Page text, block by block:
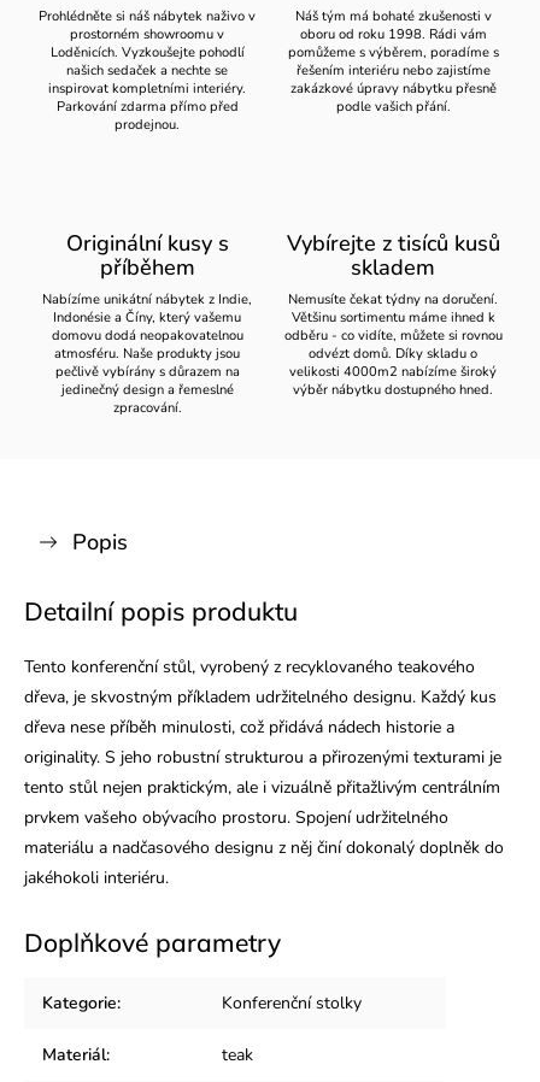
Prohlédněte si náš nábytek naživo v
prostorném showroomu v
Loděnicích. Vyzkoušejte pohodlí
našich sedaček a nechte se
inspirovat kompletními interiéry.
Parkování zdarma přímo před
prodejnou.
Náš tým má bohaté zkušenosti v
oboru od roku 1998. Rádi vám
pomůžeme s výběrem, poradíme s
řešením interiéru nebo zajistíme
zakázkové úpravy nábytku přesně
podle vašich přání.
Originální kusy s
příběhem
Nabízíme unikátní nábytek z Indie,
Indonésie a Číny, který vašemu
domovu dodá neopakovatelnou
atmosféru. Naše produkty jsou
pečlivě vybírány s důrazem na
jedinečný design a řemeslné
zpracování.
Vybírejte z tisíců kusů
skladem
Nemusíte čekat týdny na doručení.
Většinu sortimentu máme ihned k
odběru - co vidíte, můžete si rovnou
odvézt domů. Díky skladu o
velikosti 4000m2 nabízíme široký
výběr nábytku dostupného hned.
Popis
Detailní popis produktu
Tento konferenční stůl, vyrobený z recyklovaného teakového
dřeva, je skvostným příkladem udržitelného designu. Každý kus
dřeva nese příběh minulosti, což přidává nádech historie a
originality. S jeho robustní strukturou a přirozenými texturami je
tento stůl nejen praktickým, ale i vizuálně přitažlivým centrálním
prvkem vašeho obývacího prostoru. Spojení udržitelného
materiálu a nadčasového designu z něj činí dokonalý doplněk do
jakéhokoli interiéru.
Doplňkové parametry
Kategorie: Konferenční stolky
Materiál: teak